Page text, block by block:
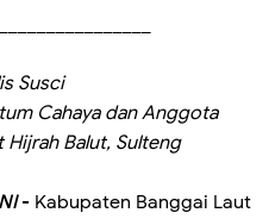
Susci
Cahaya dan Anggota
Hijrah Balut, Sulteng
- Kabupaten Banggai Laut